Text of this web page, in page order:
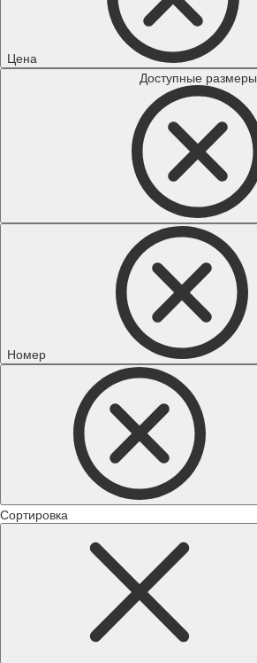
Цена
Доступные размеры
Номер
Сортировка